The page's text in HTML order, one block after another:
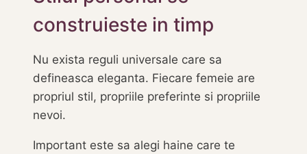
construieste in timp
Nu exista reguli universale care sa
defineasca eleganta. Fiecare femeie are
propriul stil, propriile preferinte si propriile
nevoi.
Important este sa alegi haine care te